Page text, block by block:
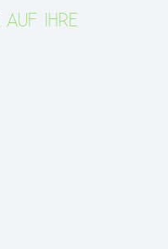
IHRE